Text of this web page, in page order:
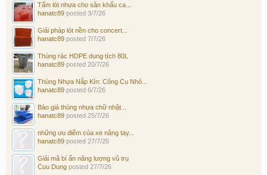
Tấm lót nhựa cho sân khấu ca...
hanatc89 posted 3/7/26
Giải pháp lót nền cho concert...
hanatc89 posted 7/7/26
Thùng rác HDPE dung tích 80L
hanatc89 posted 20/7/26
Thùng Nhựa Nắp Kín: Công Cụ Nhỏ...
hanatc89 posted 6/7/26
Báo giá thùng nhựa chữ nhật...
hanatc89 posted 25/7/26
những ưu điểm của xe nâng tay...
hanatc89 posted 27/7/26
Giải mã bí ẩn năng lượng vũ trụ
Cuu Dung posted 27/7/26